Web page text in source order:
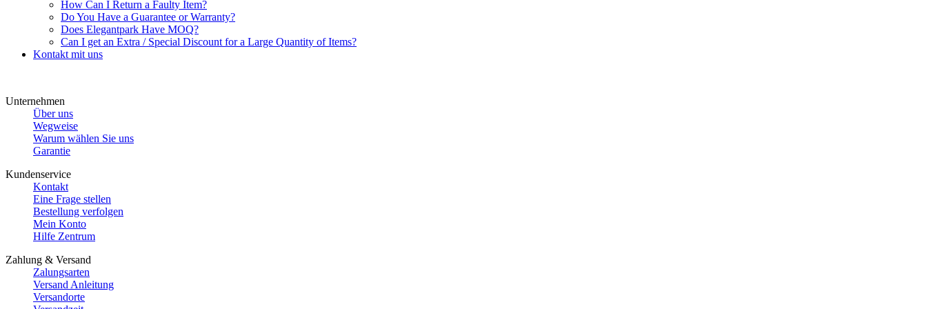
How Can I Return a Faulty Item?
Do You Have a Guarantee or Warranty?
Does Elegantpark Have MOQ?
Can I get an Extra / Special Discount for a Large Quantity of Items?
Kontakt mit uns
Unternehmen
Über uns
Wegweise
Warum wählen Sie uns
Garantie
Kundenservice
Kontakt
Eine Frage stellen
Bestellung verfolgen
Mein Konto
Hilfe Zentrum
Zahlung & Versand
Zalungsarten
Versand Anleitung
Versandorte